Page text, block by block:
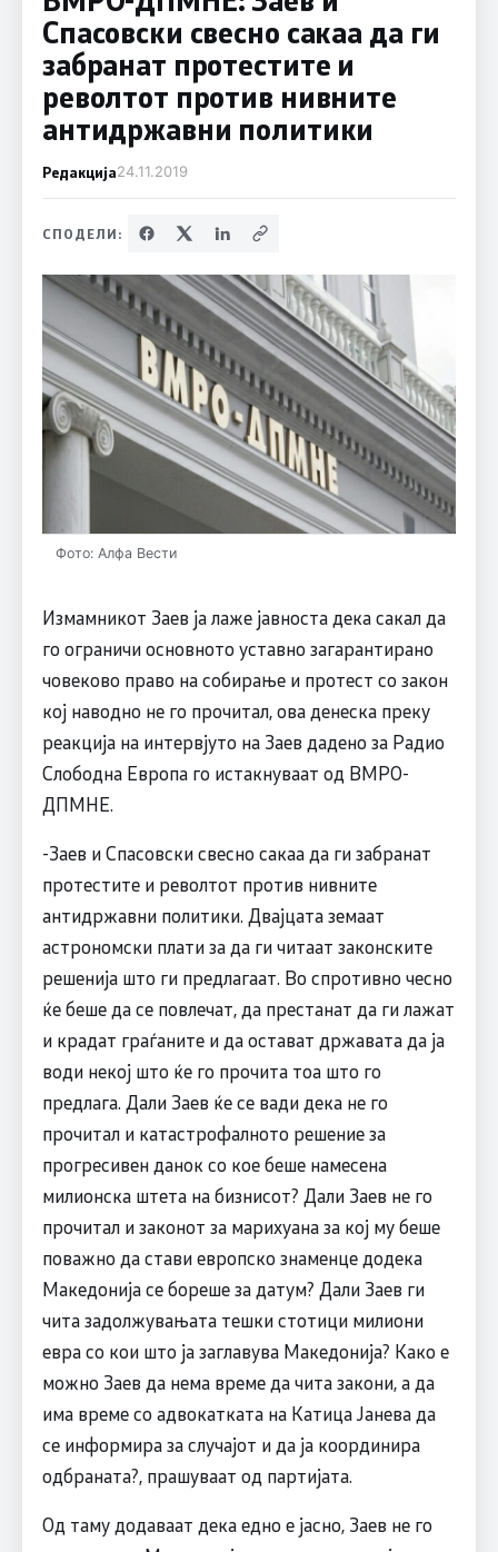
Спасовски свесно сакаа да ги
забранат протестите и
револтот против нивните
антидржавни политики
Редакција24.11.2019
СПОДЕЛИ:
Фото: Алфа Вести
Измамникот Заев ја лаже јавноста дека сакал да
го ограничи основното уставно загарантирано
човеково право на собирање и протест со закон
кој наводно не го прочитал, ова денеска преку
реакција на интервјуто на Заев дадено за Радио
Слободна Европа го истакнуваат од ВМРО-
ДПМНЕ.
-Заев и Спасовски свесно сакаа да ги забранат
протестите и револтот против нивните
антидржавни политики. Двајцата земаат
астрономски плати за да ги читаат законските
решенија што ги предлагаат. Во спротивно чесно
ќе беше да се повлечат, да престанат да ги лажат
и крадат граѓаните и да остават државата да ја
води некој што ќе го прочита тоа што го
предлага. Дали Заев ќе се вади дека не го
прочитал и катастрофалното решение за
прогресивен данок со кое беше намесена
милионска штета на бизнисот? Дали Заев не го
прочитал и законот за марихуана за кој му беше
поважно да стави европско знаменце додека
Македонија се бореше за датум? Дали Заев ги
чита задолжувањата тешки стотици милиони
евра со кои што ја заглавува Македонија? Како е
можно Заев да нема време да чита закони, а да
има време со адвокатката на Катица Јанева да
се информира за случајот и да ја координира
одбраната?, прашуваат од партијата.
Од таму додаваат дека едно е јасно, Заев не го